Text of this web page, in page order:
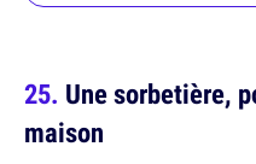
Une sorbetière,
maison